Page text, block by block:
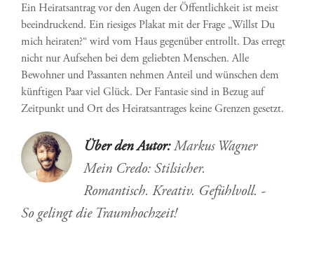
Ein Heiratsantrag vor den Augen der Öffentlichkeit ist meist
beeindruckend. Ein riesiges Plakat mit der Frage „Willst Du
mich heiraten?“ wird vom Haus gegenüber entrollt. Das erregt
nicht nur Aufsehen bei dem geliebten Menschen. Alle
Bewohner und Passanten nehmen Anteil und wünschen dem
künftigen Paar viel Glück. Der Fantasie sind in Bezug auf
Zeitpunkt und Ort des Heiratsantrages keine Grenzen gesetzt.
Über den Autor:Markus Wagner
Mein Credo: Stilsicher.
Romantisch. Kreativ. Gefühlvoll. -
So gelingt die Traumhochzeit!